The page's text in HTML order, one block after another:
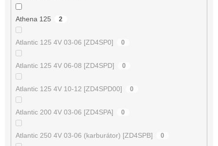
Athena 125 2
Atlantic 125 4V 03-06 [ZD4SP0] 0
Atlantic 125 4V 06-08 [ZD4SPD] 0
Atlantic 125 4V 10-12 [ZD4SPD00] 0
Atlantic 200 4V 03-06 [ZD4SPA] 0
Atlantic 250 4V 03-06 (karburátor) [ZD4SPB] 0